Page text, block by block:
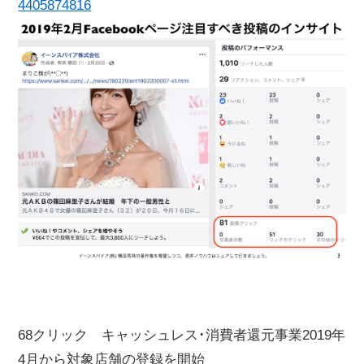
4405874816
68クリック キャッシュレス･消費者還元事業2019年
4月から対象店舗の登録を開始